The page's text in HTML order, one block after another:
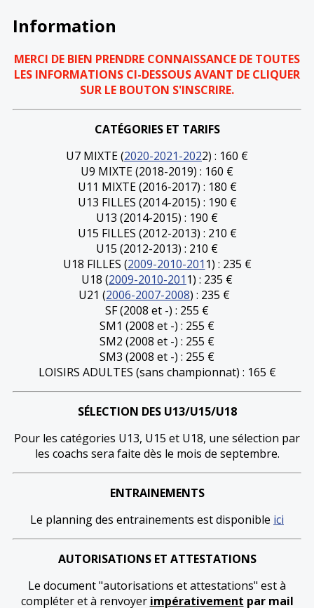
Information
MERCI DE BIEN PRENDRE CONNAISSANCE DE TOUTES
LES INFORMATIONS CI-DESSOUS AVANT DE CLIQUER
SUR LE BOUTON S'INSCRIRE.
CATÉGORIES ET TARIFS
U7 MIXTE (2020-2021-2022) : 160 €
U9 MIXTE (2018-2019) : 160 €
U11 MIXTE (2016-2017) : 180 €
U13 FILLES (2014-2015) : 190 €
U13 (2014-2015) : 190 €
U15 FILLES (2012-2013) : 210 €
U15 (2012-2013) : 210 €
U18 FILLES (2009-2010-201 1) : 235 €
U18 (2009-2010-201 1) : 235 €
U21 (2006-2007-2008) : 235 €
SF (2008 et -) : 255 €
SM1 (2008 et -) : 255 €
SM2 (2008 et -) : 255 €
SM3 (2008 et -) : 255 €
LOISIRS ADULTES (sans championnat) : 165 €
SÉLECTION DES U13/U15/U18
Pour les catégories U13, U15 et U18, une sélection par
les coachs sera faite dès le mois de septembre.
ENTRAINEMENTS
Le planning des entrainements est disponible ici
AUTORISATIONS ET ATTESTATIONS
Le document "autorisations et attestations" est à
compléter et à renvoyer impérativement par mail